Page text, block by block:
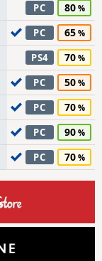
PC 80
PC 65
PS4 70
PC 50
PC 70
PC 90
PC 70